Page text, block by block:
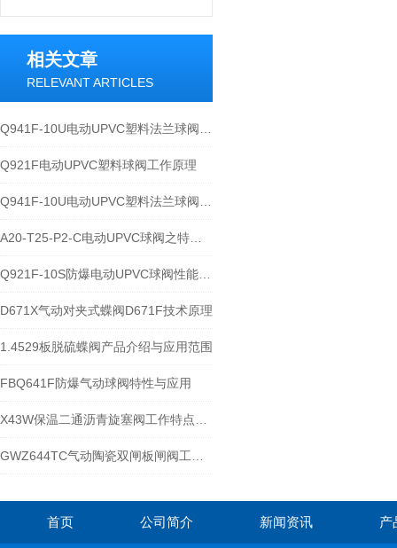
相关文章
RELEVANT ARTICLES
Q921F电动UPVC塑料球阀工作原理
D671X气动对夹式蝶阀D671F技术原理
1.4529板脱硫蝶阀产品介绍与应用范围
FBQ641F防爆气动球阀特性与应用
首页 公司简介 新闻资讯 产